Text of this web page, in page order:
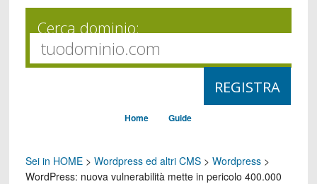
Cerca dominio:
Home Guide
Sei in HOME> Wordpress ed altri CMS> Wordpress>
WordPress: nuova vulnerabilità mette in pericolo 400.000